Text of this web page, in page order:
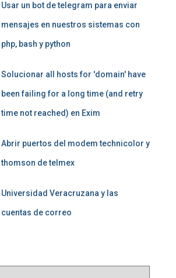
Usar un bot de telegram para enviar
mensajes en nuestros sistemas con
php, bash y python
Solucionar all hosts for 'domain' have
been failing for a long time (and retry
time not reached) en Exim
Abrir puertos del modem technicolor y
thomson de telmex
Universidad Veracruzana y las
cuentas de correo